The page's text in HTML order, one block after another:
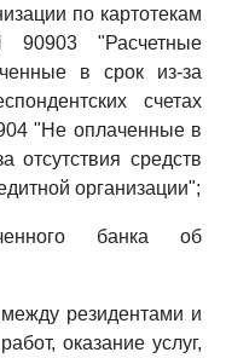
по картотекам
90903 "Расчетные
в срок из-за
счетах
"Не оплаченные в
отсутствия средств
организации";
банка об
резидентами и
оказание услуг,